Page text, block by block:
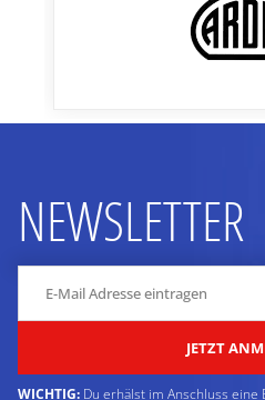
NEWSLETTER
JETZT
WICHTIG: Du erhälst im Anschluss